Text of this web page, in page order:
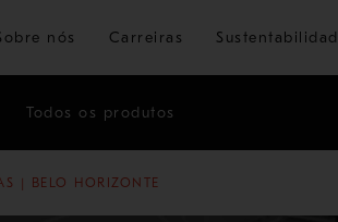
Ir para o conteúdo principal
nós Carreiras
Todos os produtos
| BELO HORIZONTE